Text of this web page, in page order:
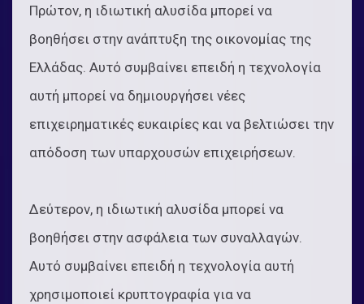
Πρώτον, η ιδιωτική αλυσίδα μπορεί να
βοηθήσει στην ανάπτυξη της οικονομίας της
Ελλάδας. Αυτό συμβαίνει επειδή η τεχνολογία
αυτή μπορεί να δημιουργήσει νέες
επιχειρηματικές ευκαιρίες και να βελτιώσει την
απόδοση των υπαρχουσών επιχειρήσεων.
Δεύτερον, η ιδιωτική αλυσίδα μπορεί να
βοηθήσει στην ασφάλεια των συναλλαγών.
Αυτό συμβαίνει επειδή η τεχνολογία αυτή
χρησιμοποιεί κρυπτογραφία για να